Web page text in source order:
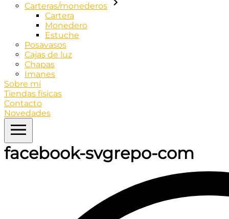
Carteras/monederos
Cartera
Monedero
Estuche
Posavasos
Cajas de luz
Chapas
Imanes
Sobre mí
Tiendas físicas
Contacto
Novedades
facebook-svgrepo-com